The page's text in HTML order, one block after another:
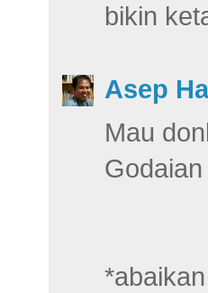
bikin
Asep
Mau
*abaikan